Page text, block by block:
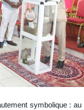
symbolique : au